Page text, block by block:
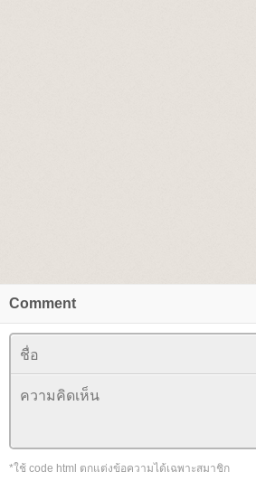
Comment
*ใช้ code html ตกแต่งข้อความได้เฉพาะสมาชิก